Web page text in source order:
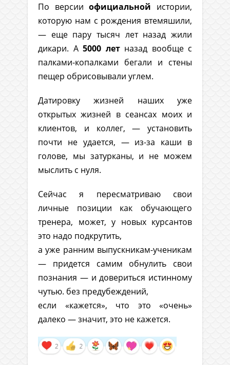
По версииофициальной истории,
которую нам с рождения втемяшили,
— еще пару тысяч лет назад жили
дикари. А5000 летназад вообще с
палками-копалками бегали и стены
пещер обрисовывали углем.
Датировку жизней наших уже
открытых жизней в сеансах моих и
клиентов, и коллег, — установить
почти не удается, — из-за каши в
голове, мы затурканы, и не можем
мыслить с нуля.
Сейчас я пересматриваю свои
личные позиции как обучающего
тренера, может, у новых курсантов
это надо подкрутить,
а уже ранним выпускникам-ученикам
— придется самим обнулить свои
познания — и довериться истинному
чутью. без предубеждений,
если «кажется», что это «очень»
далеко — значит, это не кажется.